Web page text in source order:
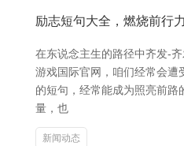
励志短句大全，燃烧前行
在东说念主生的路径中齐发-
游戏国际官网，咱们经常会遭
的短句，经常能成为照亮前路
量，也
新闻动态